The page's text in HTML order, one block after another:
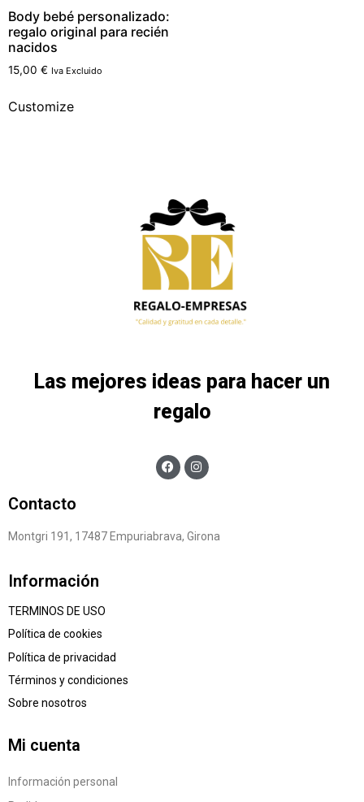
Body bebé personalizado:
regalo original para recién
nacidos
15,00 € Iva Excluido
Customize
Las mejores ideas para hacer un
regalo
Contacto
Montgri 191, 17487 Empuriabrava, Girona
Información
TERMINOS DE USO
Política de cookies
Política de privacidad
Términos y condiciones
Sobre nosotros
Mi cuenta
Información personal